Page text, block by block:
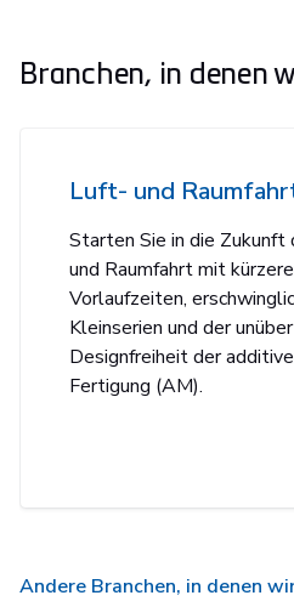
Branchen, in denen
Luft- und
Starten Sie in die Zukunft
und Raumfahrt mit
Vorlaufzeiten,
Kleinserien und der
Designfreiheit der
Fertigung (AM).
Andere Branchen, in denen